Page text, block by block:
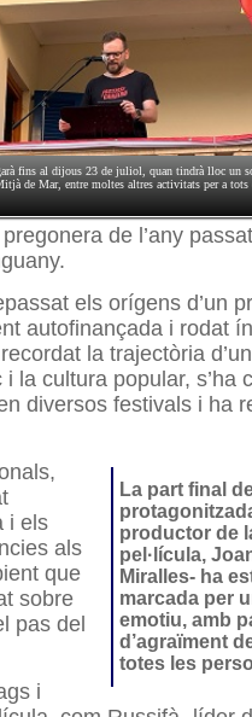
fins al dijous 23 de juliol, quan tindrà lloc un
de Mar, entre moltes altres activitats per a tots
de l’any
els orígens d’un
autofinançada i rodat
la trajectòria
la cultura popular, s’ha
diversos festivals i ha
La part final
productor de
pel·lícula,
Miralles- ha
marcada per
emotiu, amb
d’agraïment
totes les
i els
als
que
sobre
pas del
i